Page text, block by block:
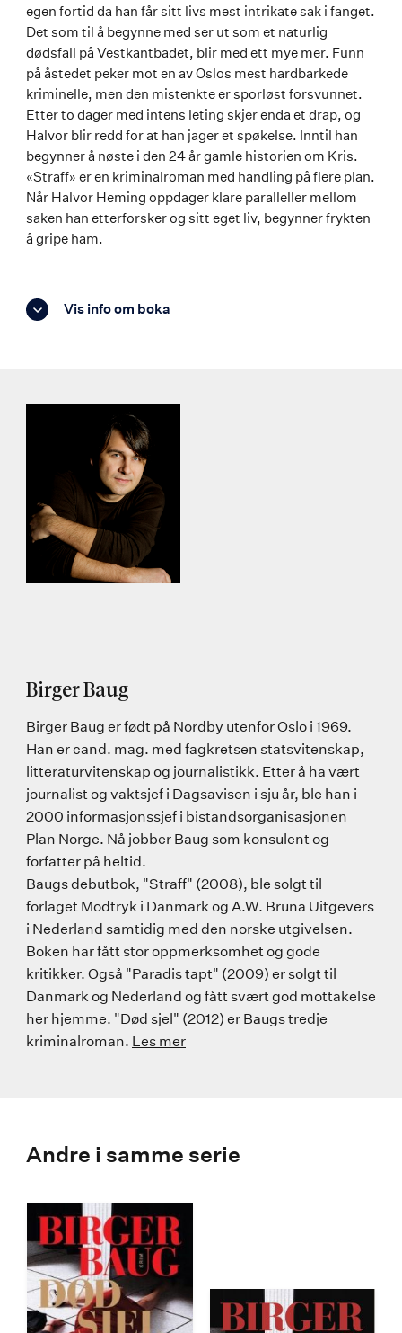
egen fortid da han får sitt livs mest intrikate sak i fanget.
Det som til å begynne med ser ut som et naturlig
dødsfall på Vestkantbadet, blir med ett mye mer. Funn
på åstedet peker mot en av Oslos mest hardbarkede
kriminelle, men den mistenkte er sporløst forsvunnet.
Etter to dager med intens leting skjer enda et drap, og
Halvor blir redd for at han jager et spøkelse. Inntil han
begynner å nøste i den 24 år gamle historien om Kris.
«Straff» er en kriminalroman med handling på flere plan.
Når Halvor Heming oppdager klare paralleller mellom
saken han etterforsker og sitt eget liv, begynner frykten
å gripe ham.
Vis info om boka
Birger Baug
Birger Baug er født på Nordby utenfor Oslo i 1969.
Han er cand. mag. med fagkretsen statsvitenskap,
litteraturvitenskap og journalistikk. Etter å ha vært
journalist og vaktsjef i Dagsavisen i sju år, ble han i
2000 informasjonssjef i bistandsorganisasjonen
Plan Norge. Nå jobber Baug som konsulent og
forfatter på heltid.
Baugs debutbok, "Straff" (2008), ble solgt til
forlaget Modtryk i Danmark og A.W. Bruna Uitgevers
i Nederland samtidig med den norske utgivelsen.
Boken har fått stor oppmerksomhet og gode
kritikker. Også "Paradis tapt" (2009) er solgt til
Danmark og Nederland og fått svært god mottakelse
her hjemme. "Død sjel" (2012) er Baugs tredje
kriminalroman. Les mer
Andre i samme serie